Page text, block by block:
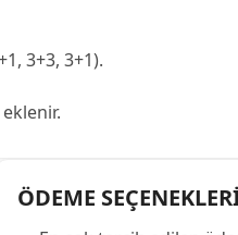
3+3, 3+1).
ÖDEME